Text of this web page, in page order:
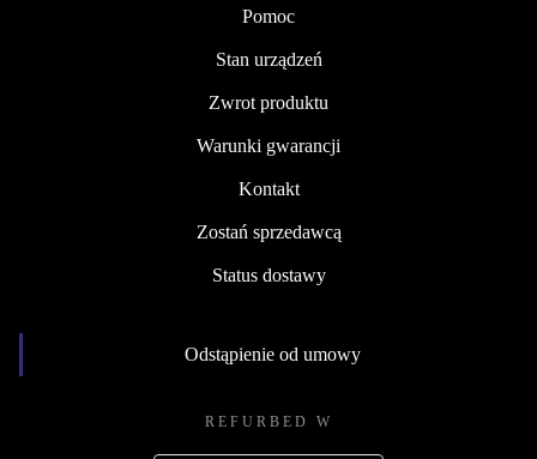
Pomoc
Stan urządzeń
Zwrot produktu
Warunki gwarancji
Kontakt
Zostań sprzedawcą
Status dostawy
Odstąpienie od umowy
REFURBED W